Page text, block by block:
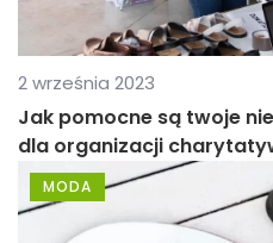
2 września 2023
Jak pomocne są twoje
dla organizacji
MODA